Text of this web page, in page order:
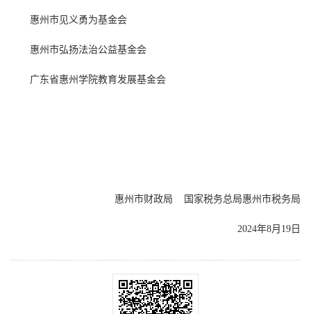
惠州市见义勇为基金会
惠州市弘扬法治公益基金会
广东省惠州学院教育发展基金会
惠州市财政局 国家税务总局惠州市税务局
2024年8月19日